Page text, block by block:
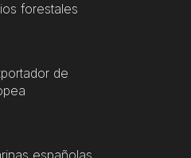
forestales
de
españolas